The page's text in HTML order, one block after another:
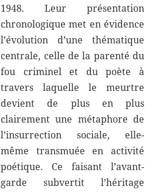
1948. Leur présentation
chronologique met en évidence
l’évolution d’une thématique
centrale, celle de la parenté du
fou criminel et du poète à
travers laquelle le meurtre
devient de plus en plus
clairement une métaphore de
l’insurrection sociale, elle-
même transmuée en activité
poétique. Ce faisant l’avant-
garde subvertit l’héritage